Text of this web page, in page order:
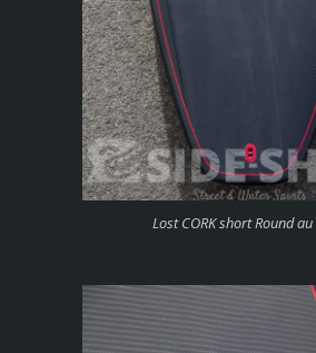
Lost CORK short Round